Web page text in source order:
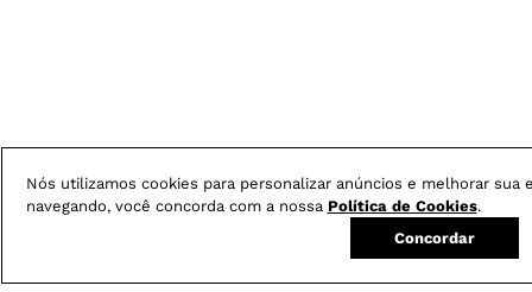
Nós utilizamos cookies para personalizar anúncios e melhorar sua
navegando, você concorda com a nossa Política de Cookies.
Concordar